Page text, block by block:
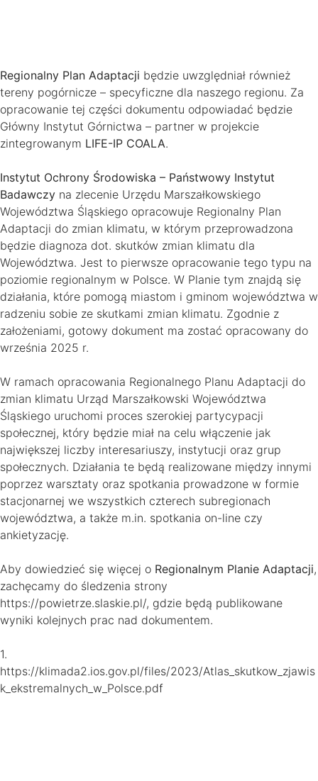
Regionalny Plan Adaptacji będzie uwzględniał również
tereny pogórnicze – specyficzne dla naszego regionu. Za
opracowanie tej części dokumentu odpowiadać będzie
Główny Instytut Górnictwa – partner w projekcie
zintegrowanym LIFE-IP COALA.
Instytut Ochrony Środowiska – Państwowy Instytut
Badawczy na zlecenie Urzędu Marszałkowskiego
Województwa Śląskiego opracowuje Regionalny Plan
Adaptacji do zmian klimatu, w którym przeprowadzona
będzie diagnoza dot. skutków zmian klimatu dla
Województwa. Jest to pierwsze opracowanie tego typu na
poziomie regionalnym w Polsce. W Planie tym znajdą się
działania, które pomogą miastom i gminom województwa w
radzeniu sobie ze skutkami zmian klimatu. Zgodnie z
założeniami, gotowy dokument ma zostać opracowany do
września 2025 r.
W ramach opracowania Regionalnego Planu Adaptacji do
zmian klimatu Urząd Marszałkowski Województwa
Śląskiego uruchomi proces szerokiej partycypacji
społecznej, który będzie miał na celu włączenie jak
największej liczby interesariuszy, instytucji oraz grup
społecznych. Działania te będą realizowane między innymi
poprzez warsztaty oraz spotkania prowadzone w formie
stacjonarnej we wszystkich czterech subregionach
województwa, a także m.in. spotkania on-line czy
ankietyzację.
Aby dowiedzieć się więcej o Regionalnym Planie Adaptacji,
zachęcamy do śledzenia strony
https://powietrze.slaskie.pl/, gdzie będą publikowane
wyniki kolejnych prac nad dokumentem.
1.
https://klimada2.ios.gov.pl/files/2023/Atlas_skutkow_zjawis
k_ekstremalnych_w_Polsce.pdf